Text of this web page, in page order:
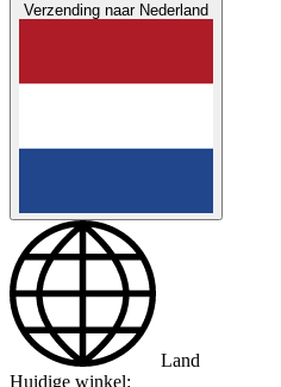
Verzending naarNederland
Land
Huidige winkel: